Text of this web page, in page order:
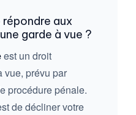
aux
garde à vue ?
est un droit
vue, prévu par
procédure pénale.
de décliner votre